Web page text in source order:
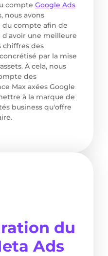
compteGoogle Ads
nous avons
compte afin de
une meilleure
chiffres des
par la mise
À cela, nous
des
Max axées Google
à la marque de
business qu'offre
du
Ads